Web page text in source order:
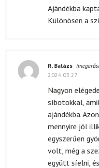
Ajándékba
Különösen a
R. Balázs
2024.03.27.
Nagyon
síbotokkal,
ajándékba.
mennyire jól
egyszerűen
volt, még a
együtt síelni,